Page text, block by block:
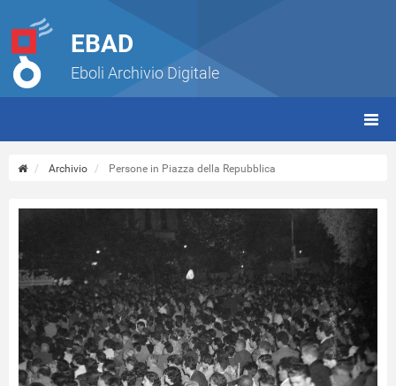
EBAD
Eboli Archivio Digitale
Archivio Persone in Piazza della Repubblica